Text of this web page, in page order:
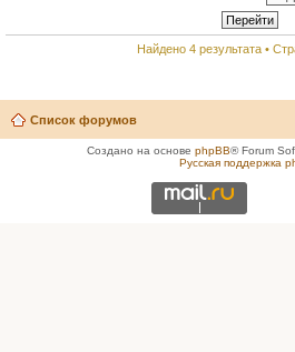
Найдено 4 результата •
Список форумов
Создано на основе phpBB® Forum
Русская поддержка